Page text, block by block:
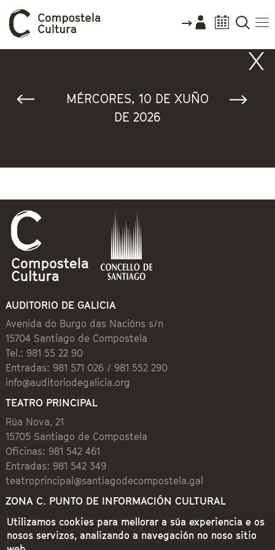
MÉRCORES, 10 DE XUÑO
DE 2026
AUDITORIO DE GALICIA
Avenida do Burgo das Nacións s/n
15704 Santiago de Compostela
Tel.: 981 55 22 90
Entradas: 981 571 026 / 981 552 290
info@auditoriodegalicia.org
TEATRO PRINCIPAL
Rúa Nova, 21
15705 Santiago de Compostela
Oficinas: 981 542 461
Entradas: 981 542 349
teatroprincipal@santiagodecompostela.gal
ZONA C. PUNTO DE INFORMACIÓN CULTURAL
Preguntoiro, 1 (Praza de Cervantes)
15704 Santiago de Compostela
981 542 462
Utilizamos cookies para mellorar a súa experiencia e os
nosos servizos, analizando a navegación no noso sitio